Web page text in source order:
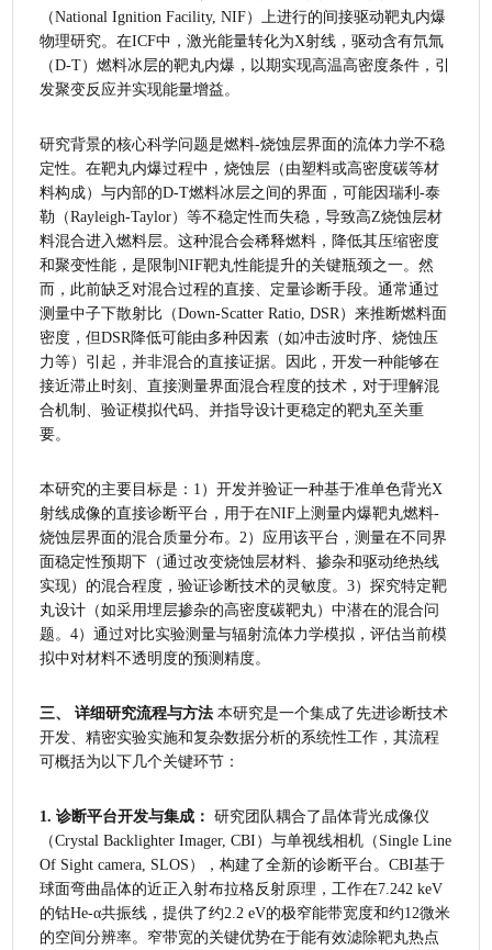
（National Ignition Facility, NIF）上进行的间接驱动靶丸内爆
物理研究。在ICF中，激光能量转化为X射线，驱动含有氘氚
（D-T）燃料冰层的靶丸内爆，以期实现高温高密度条件，引
发聚变反应并实现能量增益。
研究背景的核心科学问题是燃料-烧蚀层界面的流体力学不稳
定性。在靶丸内爆过程中，烧蚀层（由塑料或高密度碳等材
料构成）与内部的D-T燃料冰层之间的界面，可能因瑞利-泰
勒（Rayleigh-Taylor）等不稳定性而失稳，导致高Z烧蚀层材
料混合进入燃料层。这种混合会稀释燃料，降低其压缩密度
和聚变性能，是限制NIF靶丸性能提升的关键瓶颈之一。然
而，此前缺乏对混合过程的直接、定量诊断手段。通常通过
测量中子下散射比（Down-Scatter Ratio, DSR）来推断燃料面
密度，但DSR降低可能由多种因素（如冲击波时序、烧蚀压
力等）引起，并非混合的直接证据。因此，开发一种能够在
接近滞止时刻、直接测量界面混合程度的技术，对于理解混
合机制、验证模拟代码、并指导设计更稳定的靶丸至关重
要。
本研究的主要目标是：1）开发并验证一种基于准单色背光X
射线成像的直接诊断平台，用于在NIF上测量内爆靶丸燃料-
烧蚀层界面的混合质量分布。2）应用该平台，测量在不同界
面稳定性预期下（通过改变烧蚀层材料、掺杂和驱动绝热线
实现）的混合程度，验证诊断技术的灵敏度。3）探究特定靶
丸设计（如采用埋层掺杂的高密度碳靶丸）中潜在的混合问
题。4）通过对比实验测量与辐射流体力学模拟，评估当前模
拟中对材料不透明度的预测精度。
三、 详细研究流程与方法 本研究是一个集成了先进诊断技术
开发、精密实验实施和复杂数据分析的系统性工作，其流程
可概括为以下几个关键环节：
1. 诊断平台开发与集成： 研究团队耦合了晶体背光成像仪
（Crystal Backlighter Imager, CBI）与单视线相机（Single Line
Of Sight camera, SLOS），构建了全新的诊断平台。CBI基于
球面弯曲晶体的近正入射布拉格反射原理，工作在7.242 keV
的钴He-α共振线，提供了约2.2 eV的极窄能带宽度和约12微米
的空间分辨率。窄带宽的关键优势在于能有效滤除靶丸热点